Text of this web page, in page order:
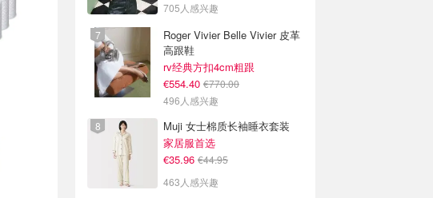
705人感兴趣
Roger Vivier Belle Vivier 皮革
高跟鞋
rv经典方扣4cm粗跟
€554.40 €770.00
496人感兴趣
Muji 女士棉质长袖睡衣套装
家居服首选
€35.96 €44.95
463人感兴趣